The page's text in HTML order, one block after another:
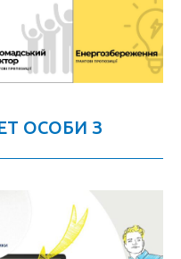
ОСОБИ З